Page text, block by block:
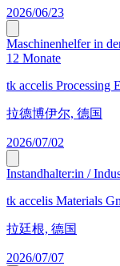
2026/06/23
Maschinenhelfer in
12 Monate
tk accelis Processing
拉德博伊尔, 德国
2026/07/02
Instandhalter:in /
tk accelis Materials
拉廷根, 德国
2026/07/07